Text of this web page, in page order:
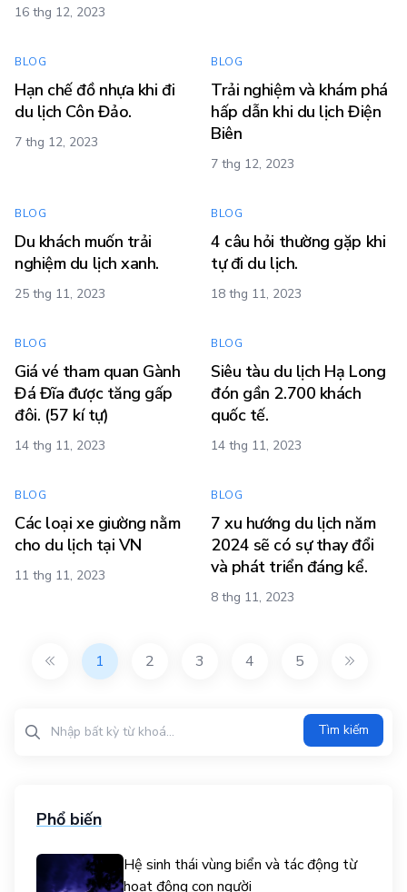
16 thg 12, 2023
BLOG
Hạn chế đồ nhựa khi đi
du lịch Côn Đảo.
7 thg 12, 2023
BLOG
Trải nghiệm và khám phá
hấp dẫn khi du lịch Điện
Biên
7 thg 12, 2023
BLOG
Du khách muốn trải
nghiệm du lịch xanh.
25 thg 11, 2023
BLOG
4 câu hỏi thường gặp khi
tự đi du lịch.
18 thg 11, 2023
BLOG
Giá vé tham quan Gành
Đá Đĩa được tăng gấp
đôi. (57 kí tự)
14 thg 11, 2023
BLOG
Siêu tàu du lịch Hạ Long
đón gần 2.700 khách
quốc tế.
14 thg 11, 2023
BLOG
Các loại xe giường nằm
cho du lịch tại VN
11 thg 11, 2023
BLOG
7 xu hướng du lịch năm
2024 sẽ có sự thay đổi
và phát triển đáng kể.
8 thg 11, 2023
1 2 3 4 5
Tìm kiếm
Phổ biến
Hệ sinh thái vùng biển và tác động từ
hoạt động con người